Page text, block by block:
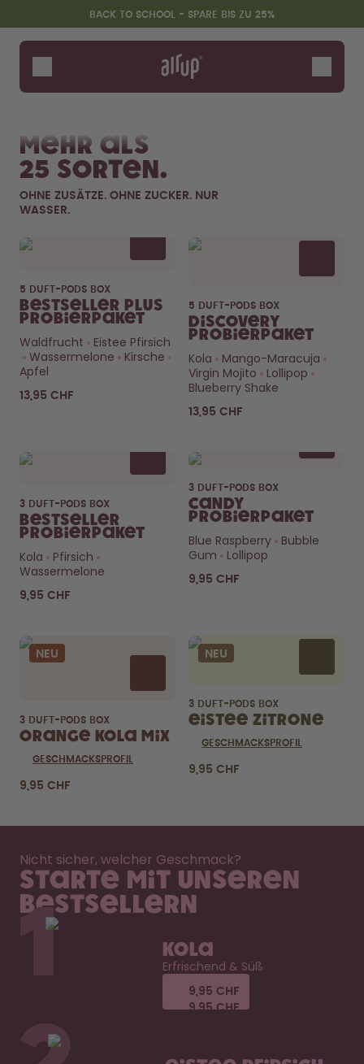
Zum Hauptinhalt springen
Erklärung zur BarrierefreiheitBACK TO SCHOOL - SPARE BIS ZU 25%
Flaschen
Duft-Pods
Starter Sets
Back2School
Gewinnspiel
Back to School - Spare bis zu
Design Edition:
createdbygabe × air up®
Hilfe & FAQ
Flaschen vergleichen
Mehr als
25 Sorten.
OHNE ZUSÄTZE. OHNE ZUCKER. NUR
WASSER.
Flavor details
Nicht sicher, welcher Geschmack?
Starte mit unseren
Bestsellern
1 Kola
Erfrischend & Süß
9,95 CHF
9,95 CHF
9,95 CHF
5 DUFT-PODS BOX
Bestseller Plus
Probierpaket
Waldfrucht
Eistee Pfirsich
Wassermelone
Kirsche
Apfel
13,95 CHF
5 DUFT-PODS BOX
Discovery
Probierpaket
Kola
Mango-Maracuja
Virgin Mojito
Lollipop
Blueberry Shake
13,95 CHF
3 DUFT-PODS BOX
Bestseller
Probierpaket
Kola
Pfirsich
Wassermelone
9,95 CHF
3 DUFT-PODS BOX
Candy
Probierpaket
Blue Raspberry
Bubble
Gum
Lollipop
9,95 CHF
NEU
3 DUFT-PODS BOX
Orange Kola Mix
GESCHMACKSPROFIL
9,95 CHF
NEU
3 DUFT-PODS BOX
Eistee Zitrone
GESCHMACKSPROFIL
9,95 CHF